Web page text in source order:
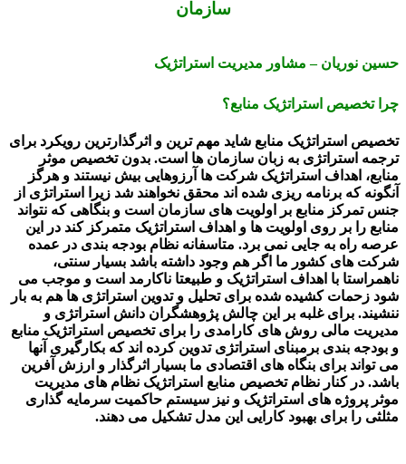
سازمان
حسین نوریان – مشاور مدیریت استراتژیک
چرا تخصیص استراتژیک منابع؟
تخصیص استراتژیک منابع شاید مهم ترین و اثرگذارترین رویکرد برای
ترجمه استراتژی به زبان سازمان ها است. بدون تخصیص موثر
منابع، اهداف استراتژیک شرکت ها آرزوهایی بیش نیستند و هرگز
آنگونه که برنامه ریزی شده اند محقق نخواهند شد زیرا استراتژی از
جنس تمرکز منابع بر اولویت های سازمان است و بنگاهی که نتواند
منابع را بر روی اولویت ها و اهداف استراتژیک متمرکز کند در این
عرصه راه به جایی نمی برد. متاسفانه نظام بودجه بندی در عمده
شرکت های کشور ما اگر هم وجود داشته باشد بسیار سنتی،
ناهمراستا با اهداف استراتژیک و طبیعتا ناکارمد است و موجب می
شود زحمات کشیده شده برای تحلیل و تدوین استراتژی ها هم به بار
ننشیند. برای غلبه بر این چالش پژوهشگران دانش استراتژی و
مدیریت مالی روش های کارامدی را برای تخصیص استراتژیک منابع
و بودجه بندی برمبنای استراتژی تدوین کرده اند که بکارگیری آنها
می تواند برای بنگاه های اقتصادی ما بسیار اثرگذار و ارزش آفرین
باشد. در کنار نظام تخصیص منابع استراتژیک نظام های مدیریت
موثر پروژه های استراتژیک و نیز سیستم حاکمیت سرمایه گذاری
مثلثی را برای بهبود کارایی این مدل تشکیل می دهند.